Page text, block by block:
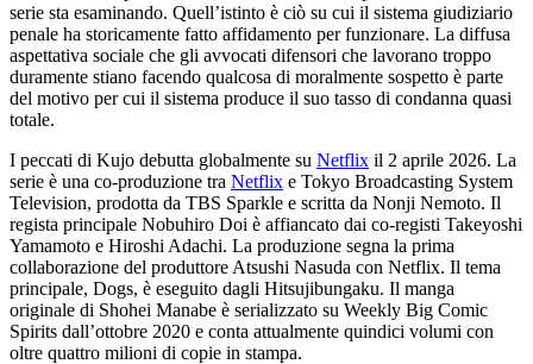
serie sta esaminando. Quell’istinto è ciò su cui il sistema giudiziario
penale ha storicamente fatto affidamento per funzionare. La diffusa
aspettativa sociale che gli avvocati difensori che lavorano troppo
duramente stiano facendo qualcosa di moralmente sospetto è parte
del motivo per cui il sistema produce il suo tasso di condanna quasi
totale.
I peccati di Kujo debutta globalmente su Netflix il 2 aprile 2026. La
serie è una co-produzione tra Netflix e Tokyo Broadcasting System
Television, prodotta da TBS Sparkle e scritta da Nonji Nemoto. Il
regista principale Nobuhiro Doi è affiancato dai co-registi Takeyoshi
Yamamoto e Hiroshi Adachi. La produzione segna la prima
collaborazione del produttore Atsushi Nasuda con Netflix. Il tema
principale, Dogs, è eseguito dagli Hitsujibungaku. Il manga
originale di Shohei Manabe è serializzato su Weekly Big Comic
Spirits dall’ottobre 2020 e conta attualmente quindici volumi con
oltre quattro milioni di copie in stampa.